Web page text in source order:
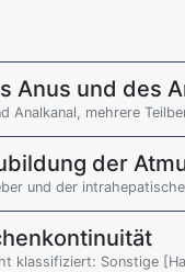
Anus und des
Analkanal, mehrere
der
und der
klassifiziert: Sonstige